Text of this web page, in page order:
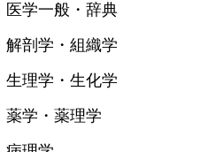
医学一般・辞典
解剖学・組織学
生理学・生化学
薬学・薬理学